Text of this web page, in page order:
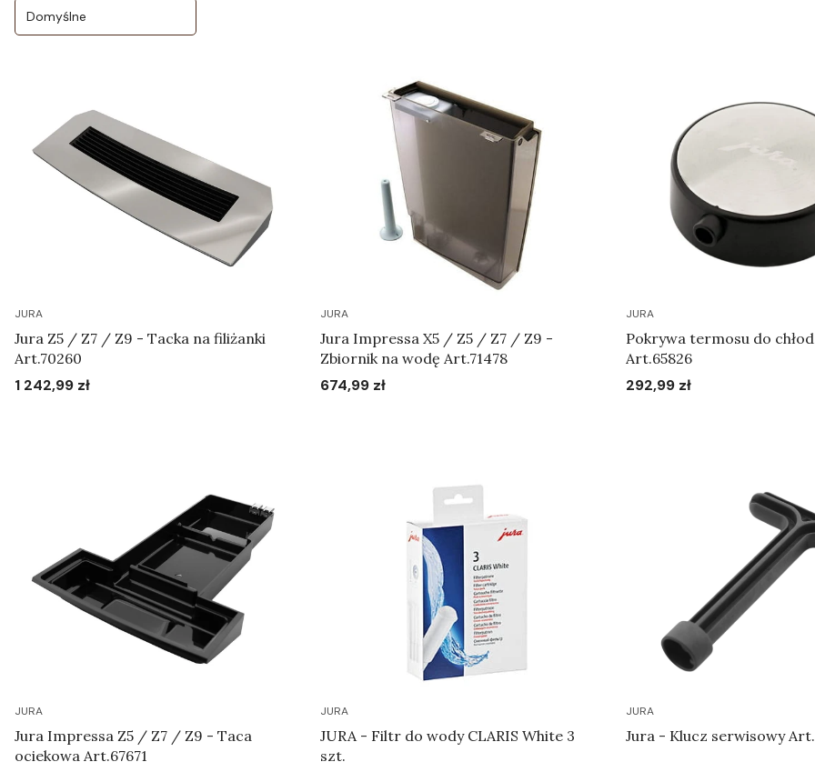
Domyślne
JURA
Jura Z5 / Z7 / Z9 - Tacka na filiżanki
Art.70260
Cena
1 242,99 zł
JURA
Jura Impressa X5 / Z5 / Z7 / Z9 -
Zbiornik na wodę Art.71478
Cena
674,99 zł
JURA
Pokrywa termosu do
Art.65826
Cena
292,99 zł
JURA
Jura Impressa Z5 / Z7 / Z9 - Taca
ociekowa Art.67671
JURA
JURA - Filtr do wody CLARIS White 3
szt.
JURA
Jura - Klucz serwisowy